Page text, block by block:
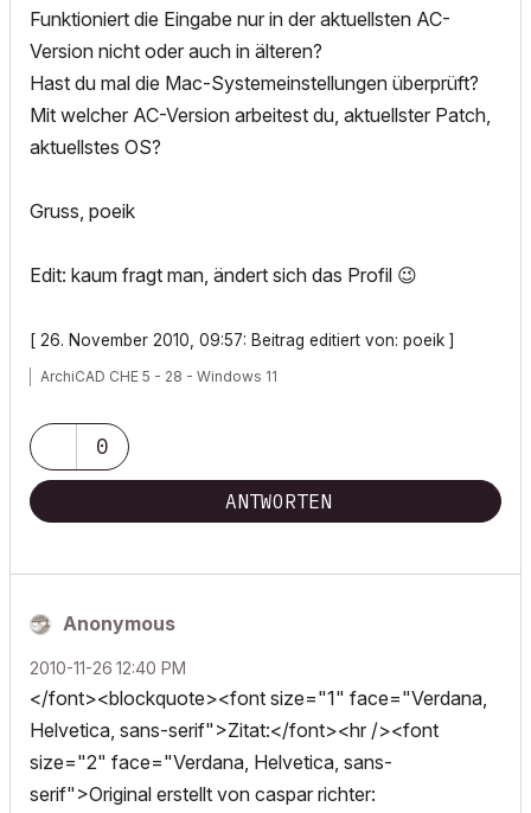
Funktioniert die Eingabe nur in der aktuellsten AC-
Version nicht oder auch in älteren?
Hast du mal die Mac-Systemeinstellungen überprüft?
Mit welcher AC-Version arbeitest du, aktuellster Patch,
aktuellstes OS?
Gruss, poeik
Edit: kaum fragt man, ändert sich das Profil 😉
[ 26. November 2010, 09:57: Beitrag editiert von: poeik ]
ArchiCAD CHE 5 - 28 - Windows 11
0
ANTWORTEN
Anonymous
‎2010-11-26 12:40 PM
</font><blockquote><font size="1" face="Verdana,
Helvetica, sans-serif">Zitat:</font><hr /><font
size="2" face="Verdana, Helvetica, sans-
serif">Original erstellt von caspar richter: